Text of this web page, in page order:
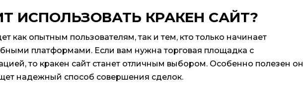
ИСПОЛЬЗОВАТЬ КРАКЕН САЙТ?
как опытным пользователям, так и тем, кто только начинает
платформами. Если вам нужна торговая площадка с
то кракен сайт станет отличным выбором. Особенно полезен он
надежный способ совершения сделок.